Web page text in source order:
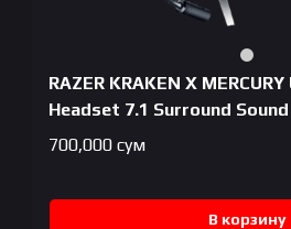
RAZER KRAKEN X
Headset 7.1 Surround Sound
700,000 сум
В корзину